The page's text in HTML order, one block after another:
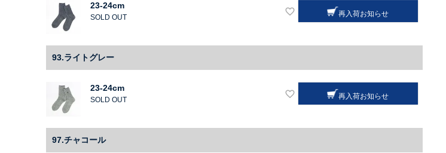
23-24cm
SOLD OUT 再入荷お知らせ
93.ライトグレー
23-24cm
SOLD OUT 再入荷お知らせ
97.チャコール